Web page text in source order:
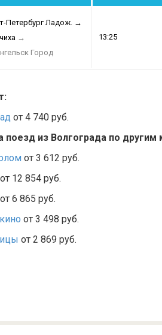
Петербург Ладож. →
→
Город
13:25
от 4 740 руб.
поезд из Волгограда по другим
от 3 612 руб.
от 12 854 руб.
от 6 865 руб.
от 3 498 руб.
от 2 869 руб.